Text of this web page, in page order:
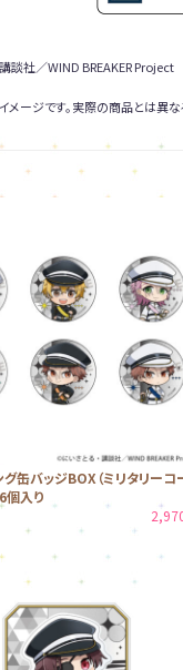
談社／WIND BREAKER Project
ージです。実際の商品とは異な
グ缶バッジBOX（ミリタリーコ
個入り